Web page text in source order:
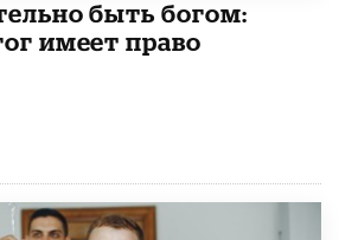
быть богом:
имеет право